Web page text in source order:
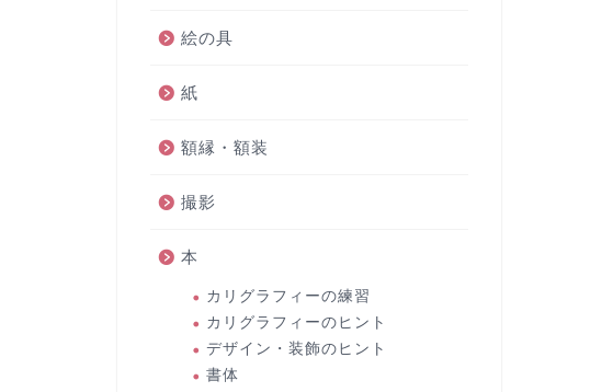
絵の具
紙
額縁・額装
撮影
本
カリグラフィーの練習
カリグラフィーのヒント
デザイン・装飾のヒント
書体